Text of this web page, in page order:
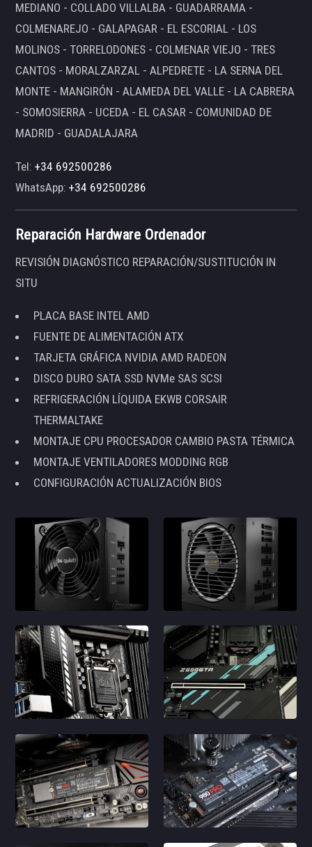
MEDIANO - COLLADO VILLALBA - GUADARRAMA -
COLMENAREJO - GALAPAGAR - EL ESCORIAL - LOS
MOLINOS - TORRELODONES - COLMENAR VIEJO - TRES
CANTOS - MORALZARZAL - ALPEDRETE - LA SERNA DEL
MONTE - MANGIRÓN - ALAMEDA DEL VALLE - LA CABRERA
- SOMOSIERRA - UCEDA - EL CASAR - COMUNIDAD DE
MADRID - GUADALAJARA
Tel:+34 692500286
WhatsApp:+34 692500286
Reparación Hardware Ordenador
REVISIÓN DIAGNÓSTICO REPARACIÓN/SUSTITUCIÓN IN
SITU
PLACA BASE INTEL AMD
FUENTE DE ALIMENTACIÓN ATX
TARJETA GRÁFICA NVIDIA AMD RADEON
DISCO DURO SATA SSD NVMe SAS SCSI
REFRIGERACIÓN LÍQUIDA EKWB CORSAIR
THERMALTAKE
MONTAJE CPU PROCESADOR CAMBIO PASTA TÉRMICA
MONTAJE VENTILADORES MODDING RGB
CONFIGURACIÓN ACTUALIZACIÓN BIOS